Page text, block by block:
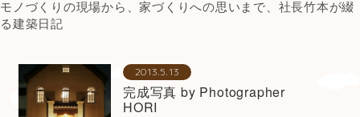
モノづくりの現場から、家づくりへの思いまで、社長竹本が綴
る建築日記
2013.5.13
完成写真 by Photographer
HORI